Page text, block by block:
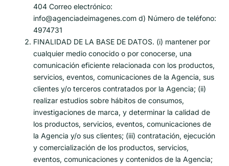
404 Correo electrónico:
info@agenciadeimagenes.com d) Número de teléfono:
4974731
FINALIDAD DE LA BASE DE DATOS. (i) mantener por
cualquier medio conocido o por conocerse, una
comunicación eficiente relacionada con los productos,
servicios, eventos, comunicaciones de la Agencia, sus
clientes y/o terceros contratados por la Agencia; (ii)
realizar estudios sobre hábitos de consumos,
investigaciones de marca, y determinar la calidad de
los productos, servicios, eventos, comunicaciones de
la Agencia y/o sus clientes; (iii) contratación, ejecución
y comercialización de los productos, servicios,
eventos, comunicaciones y contenidos de la Agencia;